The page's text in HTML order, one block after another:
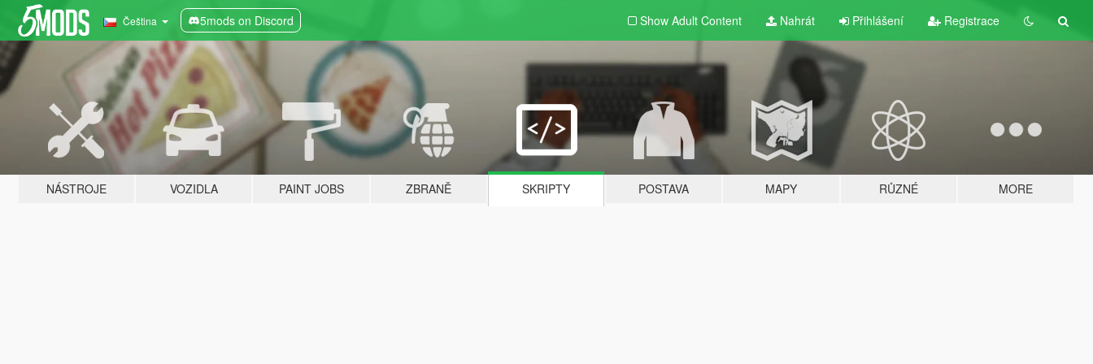
Čeština 5mods on Discord Show Adult Content Nahrát Přihlášení Registrace
NÁSTROJE VOZIDLA PAINT JOBS ZBRANĚ SKRIPTY POSTAVA MAPY RŮZNÉ MORE